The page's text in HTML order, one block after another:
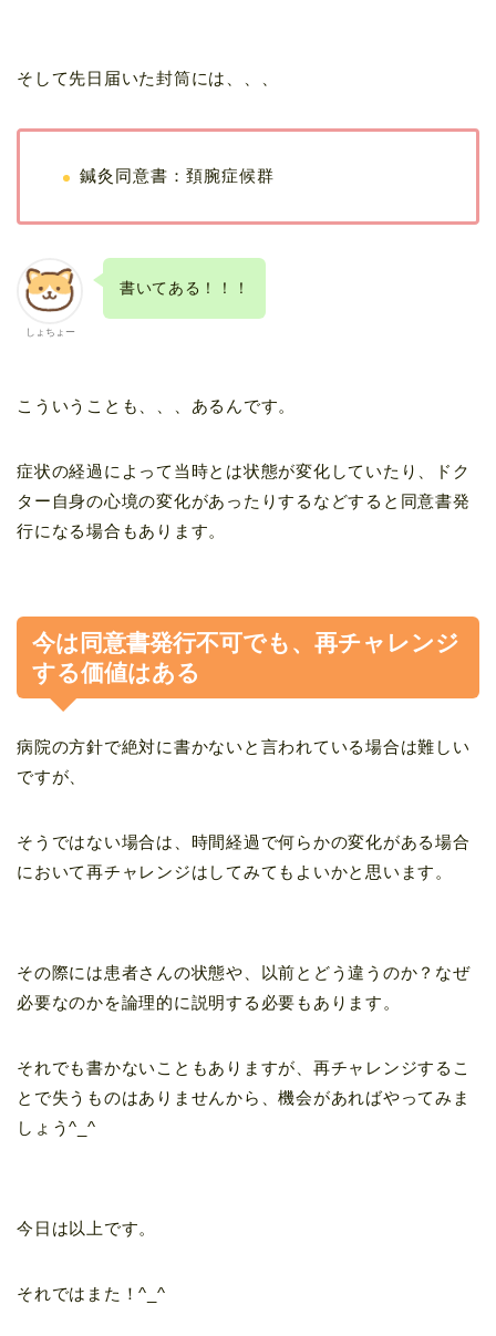
そして先日届いた封筒には、、、
鍼灸同意書：頚腕症候群
しょちょー
書いてある！！！
こういうことも、、、あるんです。
症状の経過によって当時とは状態が変化していたり、ドク
ター自身の心境の変化があったりするなどすると同意書発
行になる場合もあります。
今は同意書発行不可でも、再チャレンジ
する価値はある
病院の方針で絶対に書かないと言われている場合は難しい
ですが、
そうではない場合は、時間経過で何らかの変化がある場合
において再チャレンジはしてみてもよいかと思います。
その際には患者さんの状態や、以前とどう違うのか？なぜ
必要なのかを論理的に説明する必要もあります。
それでも書かないこともありますが、再チャレンジするこ
とで失うものはありませんから、機会があればやってみま
しょう^_^
今日は以上です。
それではまた！^_^